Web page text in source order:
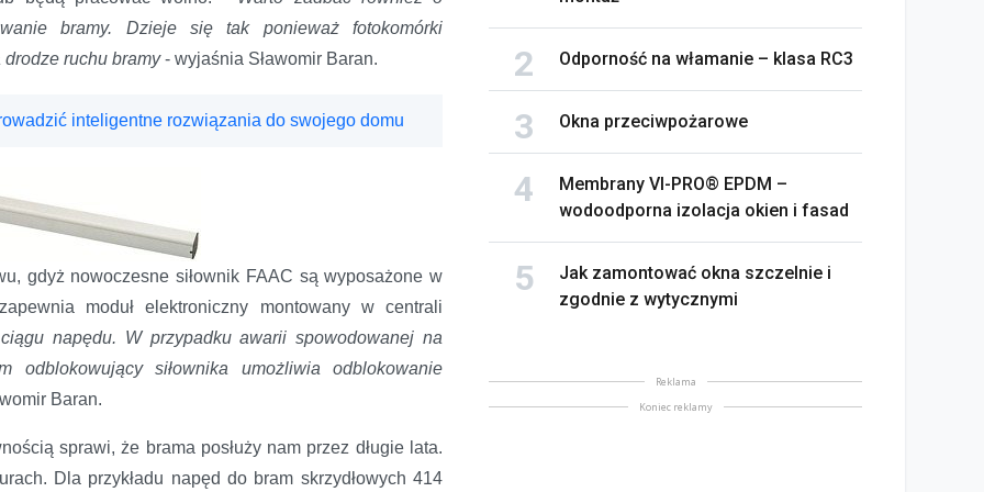
bramy. Dzieje się tak ponieważ fotokomórki
ruchu bramy- wyjaśnia Sławomir Baran.
inteligentne rozwiązania do swojego domu
gdyż nowoczesne siłownik FAAC są wyposażone w
moduł elektroniczny montowany w centrali
napędu. W przypadku awarii spowodowanej na
odblokowujący siłownika umożliwia odblokowanie
Baran.
sprawi, że brama posłuży nam przez długie lata.
Dla przykładu napęd do bram skrzydłowych 414
Odporność na włamanie – klasa RC3
Okna przeciwpożarowe
Membrany VI-PRO® EPDM –
wodoodporna izolacja okien i fasad
Jak zamontować okna szczelnie i
zgodnie z wytycznymi
Reklama
Koniec reklamy